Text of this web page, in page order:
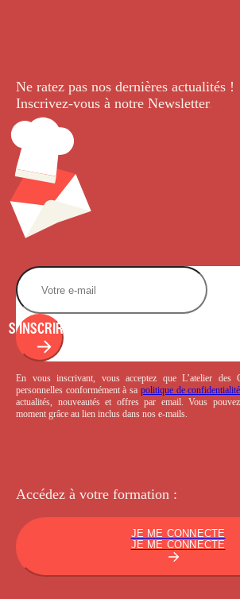
Ne ratez pas nos dernières actualités !
Inscrivez-vous à notre Newsletter.
S'INSCRIRE
En vous inscrivant, vous acceptez que L’atelier des
personnelles conformément à sa politique de confidentialité
actualités, nouveautés et offres par email. Vous
moment grâce au lien inclus dans nos e-mails.
Accédez à votre formation :
JE ME CONNECTE
JE ME CONNECTE